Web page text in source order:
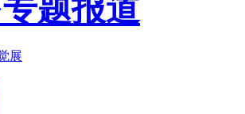
专题报道
展